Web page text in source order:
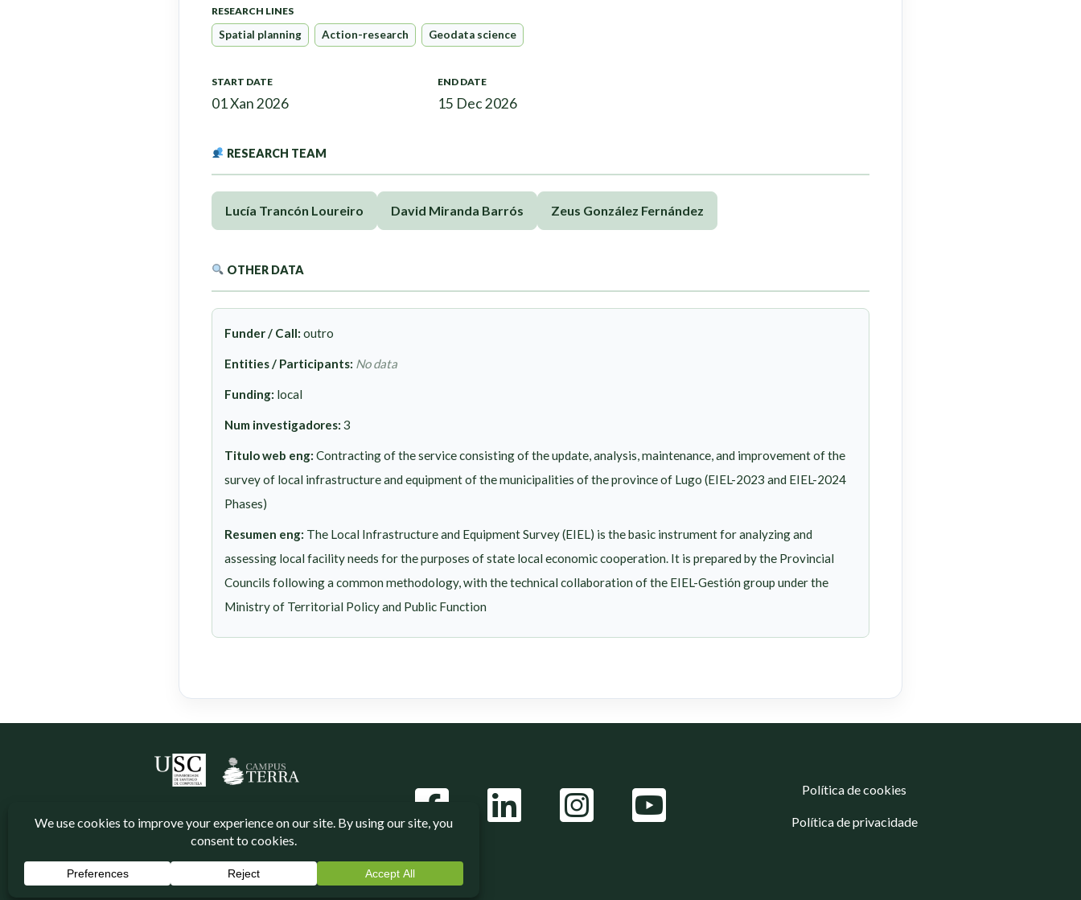
RESEARCH LINES
Spatial planning Action-research Geodata science
START DATE
01 Xan 2026
END DATE
15 Dec 2026
RESEARCH TEAM
Lucía Trancón Loureiro David Miranda Barrós Zeus González Fernández
OTHER DATA
Funder / Call: outro
Entities / Participants: No data
Funding: local
Num investigadores: 3
Titulo web eng: Contracting of the service consisting of the update, analysis, maintenance, and improvement of the
survey of local infrastructure and equipment of the municipalities of the province of Lugo (EIEL-2023 and EIEL-2024
Phases)
Resumen eng: The Local Infrastructure and Equipment Survey (EIEL) is the basic instrument for analyzing and
assessing local facility needs for the purposes of state local economic cooperation. It is prepared by the Provincial
Councils following a common methodology, with the technical collaboration of the EIEL-Gestión group under the
Ministry of Territorial Policy and Public Function
Neve| Powered byWordPress
Política de cookies
Política de privacidade